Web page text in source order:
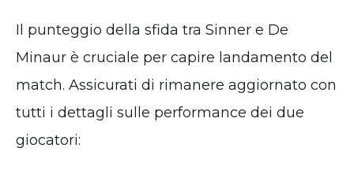
Il punteggio della sfida tra Sinner e De
Minaur è cruciale per capire landamento del
match. Assicurati di rimanere aggiornato con
tutti i dettagli sulle performance dei due
giocatori: